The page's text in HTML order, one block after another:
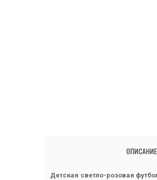
ОПИСАНИЕ
Детская светло-розовая